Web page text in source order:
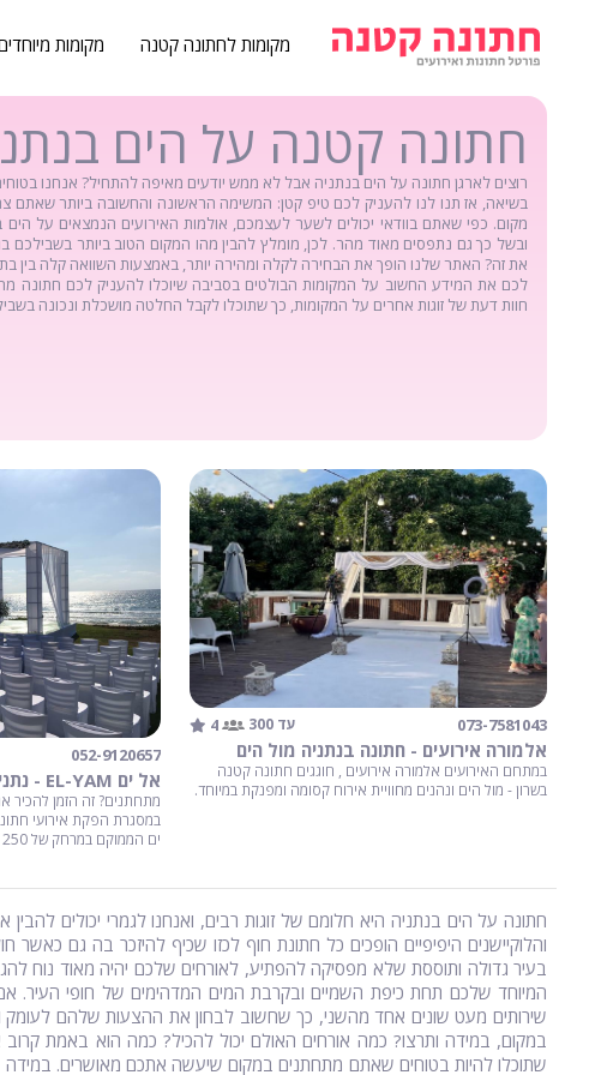
מקומות לחתונה קטנה מקומות
חתונה קטנה על הים
רוצים לארגן חתונה על הים בנתניה אבל לא ממש יודעים מאיפה להתחיל? אנחנו
בשיאה, אז תנו לנו להעניק לכם טיפ קטן: המשימה הראשונה והחשובה ביותר שאתם
מקום. כפי שאתם בוודאי יכולים לשער לעצמכם, אולמות האירועים הנמצאים על הים
ובשל כך גם נתפסים מאוד מהר. לכן, מומלץ להבין מהו המקום הטוב ביותר בשבילכם
את זה? האתר שלנו הופך את הבחירה לקלה ומהירה יותר, באמצעות השוואה קלה בין
לכם את המידע החשוב על המקומות הבולטים בסביבה שיוכלו להעניק לכם חתונה
חוות דעת של זוגות אחרים על המקומות, כך שתוכלו לקבל החלטה מושכלת ונכונה
073-7581043 עד 300 4
אלמורה אירועים - חתונה בנתניה מול הים
במתחם האירועים אלמורה אירועים , חוגגים חתונה קטנה
בשרון - מול הים ונהנים מחוויית אירוח קסומה ומפנקת במיוחד.
052-9120657
אל ים EL-YAM - נתניה
מתחתנים? זה הזמן להכיר
במסגרת הפקת אירועי
ים הממוקם במרחק של 250 מטרים מקו החוף בפולג-נתניה.
חתונה על הים בנתניה היא חלומם של זוגות רבים, ואנחנו לגמרי יכולים
והלוקיישנים היפיפיים הופכים כל חתונת חוף לכזו שכיף להיזכר בה גם
בעיר גדולה ותוססת שלא מפסיקה להפתיע, לאורחים שלכם יהיה מאוד נוח
המיוחד שלכם תחת כיפת השמיים ובקרבת המים המדהימים של חופי
שירותים מעט שונים אחד מהשני, כך שחשוב לבחון את ההצעות שלהם
במקום, במידה ותרצו? כמה אורחים האולם יכול להכיל? כמה הוא באמת
שתוכלו להיות בטוחים שאתם מתחתנים במקום שיעשה אתכם מאושרים.